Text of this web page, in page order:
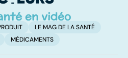
LE MAG DE LA SANTÉ
MÉDICAMENTS